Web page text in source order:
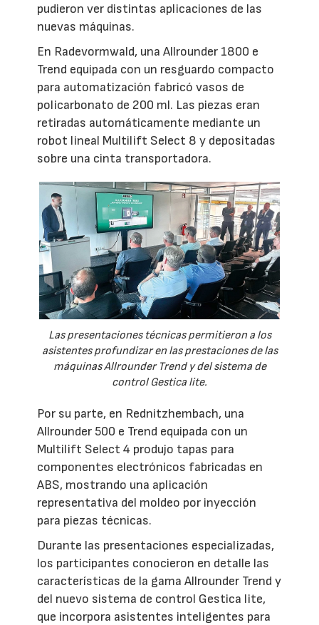
pudieron ver distintas aplicaciones de las
nuevas máquinas.
En Radevormwald, una Allrounder 1800 e
Trend equipada con un resguardo compacto
para automatización fabricó vasos de
policarbonato de 200 ml. Las piezas eran
retiradas automáticamente mediante un
robot lineal Multilift Select 8 y depositadas
sobre una cinta transportadora.
Las presentaciones técnicas permitieron a los
asistentes profundizar en las prestaciones de las
máquinas Allrounder Trend y del sistema de
control Gestica lite.
Por su parte, en Rednitzhembach, una
Allrounder 500 e Trend equipada con un
Multilift Select 4 produjo tapas para
componentes electrónicos fabricadas en
ABS, mostrando una aplicación
representativa del moldeo por inyección
para piezas técnicas.
Durante las presentaciones especializadas,
los participantes conocieron en detalle las
características de la gama Allrounder Trend y
del nuevo sistema de control Gestica lite,
que incorpora asistentes inteligentes para